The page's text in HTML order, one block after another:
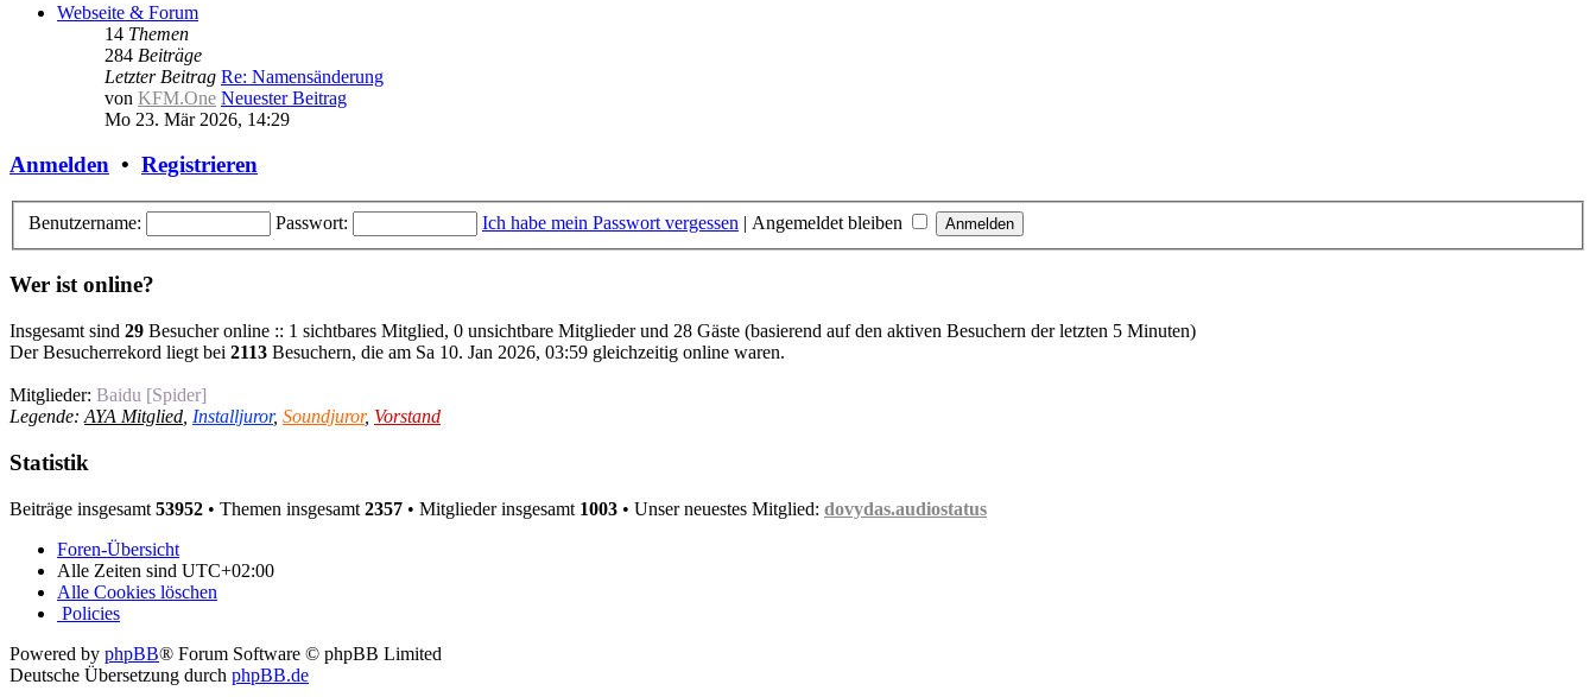
Webseite & Forum
14 Themen
284 Beiträge
Letzter Beitrag Re: Namensänderung
von KFM.One Neuester Beitrag
Mo 23. Mär 2026, 14:29
Anmelden • Registrieren
Benutzername: Passwort: Ich habe mein Passwort vergessen | Angemeldet bleiben
Wer ist online?
Insgesamt sind 29 Besucher online :: 1 sichtbares Mitglied, 0 unsichtbare Mitglieder und 28 Gäste (basierend auf den aktiven Besuchern der letzten 5 Minuten)
Der Besucherrekord liegt bei 2113 Besuchern, die am Sa 10. Jan 2026, 03:59 gleichzeitig online waren.
Mitglieder: Baidu [Spider]
Legende: AYA Mitglied Installjuror, Soundjuror, Vorstand
Statistik
Beiträge insgesamt 53952 • Themen insgesamt 2357 • Mitglieder insgesamt 1003 • Unser neuestes Mitglied: dovydas.audiostatus
Foren-Übersicht
Alle Zeiten sind UTC+02:00
Alle Cookies löschen
Policies
Powered by phpBB® Forum Software © phpBB Limited
Deutsche Übersetzung durch phpBB.de